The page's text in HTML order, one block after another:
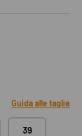
Guida alle taglie
39